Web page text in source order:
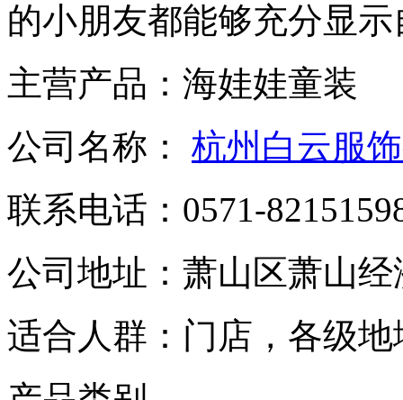
的小朋友都能够充分显
主营产品： 海娃娃童装
公司名称： 杭州白云服
联系电话： 0571-
公司地址： 萧山区萧山
适合人群： 门店，各级